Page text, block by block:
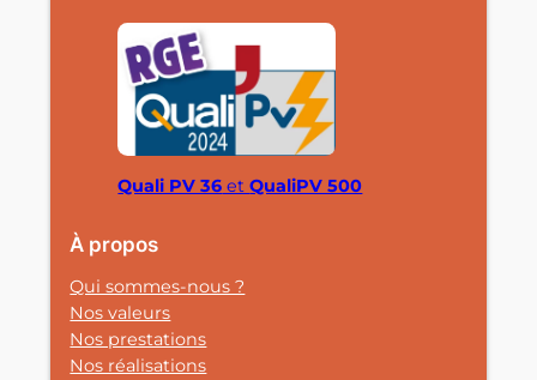
Quali PV 36 etQualiPV 500
À propos
Qui sommes-nous ?
Nos valeurs
Nos prestations
Nos réalisations